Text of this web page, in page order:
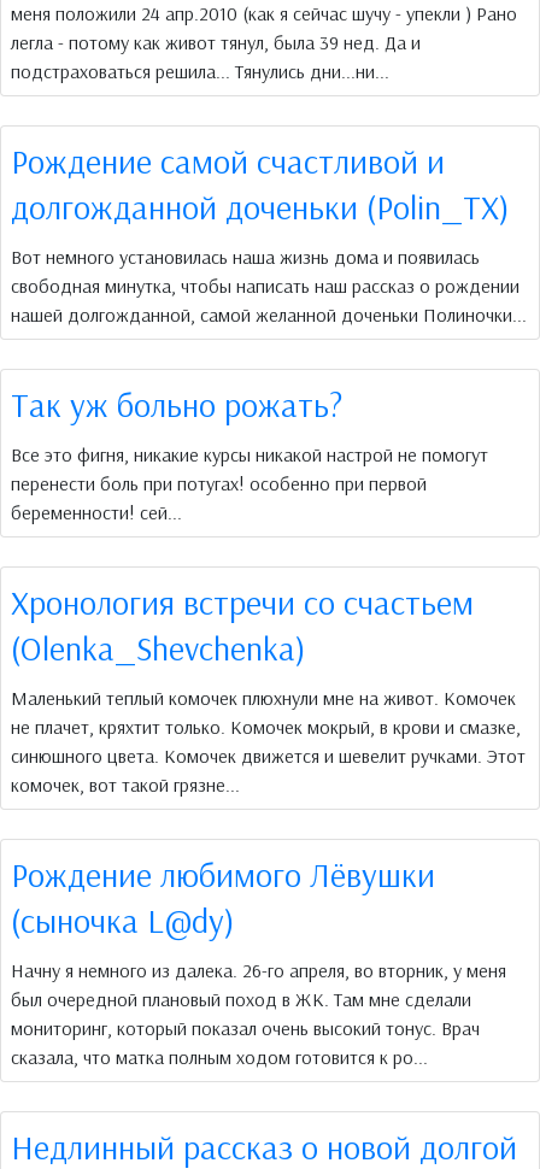
меня положили 24 апр.2010 (как я сейчас шучу - упекли ) Рано
легла - потому как живот тянул, была 39 нед. Да и
подстраховаться решила... Тянулись дни...ни...
Рождение самой счастливой и
долгожданной доченьки (Polin_TX)
Вот немного установилась наша жизнь дома и появилась
свободная минутка, чтобы написать наш рассказ о рождении
нашей долгожданной, самой желанной доченьки Полиночки...
Так уж больно рожать?
Все это фигня, никакие курсы никакой настрой не помогут
перенести боль при потугах! особенно при первой
беременности! сей...
Хронология встречи со счастьем
(Olenka_Shevchenka)
Маленький теплый комочек плюхнули мне на живот. Комочек
не плачет, кряхтит только. Комочек мокрый, в крови и смазке,
синюшного цвета. Комочек движется и шевелит ручками. Этот
комочек, вот такой грязне...
Рождение любимого Лёвушки
(сыночка L@dy)
Начну я немного из далека. 26-го апреля, во вторник, у меня
был очередной плановый поход в ЖК. Там мне сделали
мониторинг, который показал очень высокий тонус. Врач
сказала, что матка полным ходом готовится к ро...
Недлинный рассказ о новой долгой